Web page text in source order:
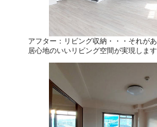
アフター：リビング収納・・・それが
居心地のいいリビング空間が実現します